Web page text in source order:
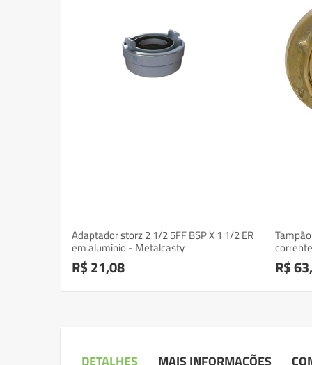
Adaptador storz 2 1/2 5FF BSP X 1 1/2 ER
em alumínio - Metalcasty
R$ 21,08 R$
DETALHES MAIS INFORMAÇÕES